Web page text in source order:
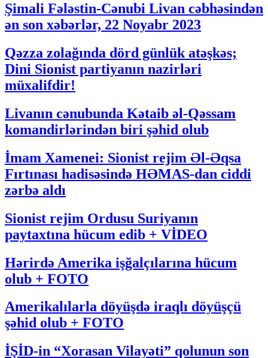
Şimali Fələstin-Cənubi Livan cəbhəsindən
ən son xəbərlər, 22 Noyabr 2023
Qəzza zolağında dörd günlük atəşkəs;
Dini Sionist partiyanın nazirləri
müxalifdir!
Livanın cənubunda Kətaib əl-Qəssam
komandirlərindən biri şəhid olub
İmam Xamenei: Sionist rejim Əl-Əqsa
Fırtınası hadisəsində HƏMAS-dan ciddi
zərbə aldı
Sionist rejim Ordusu Suriyanın
paytaxtına hücum edib + VİDEO
Hərirdə Amerika işğalçılarına hücum
olub + FOTO
Amerikalılarla döyüşdə iraqlı döyüşçü
şəhid olub + FOTO
İŞİD-in “Xorasan Vilayəti” qolunun son